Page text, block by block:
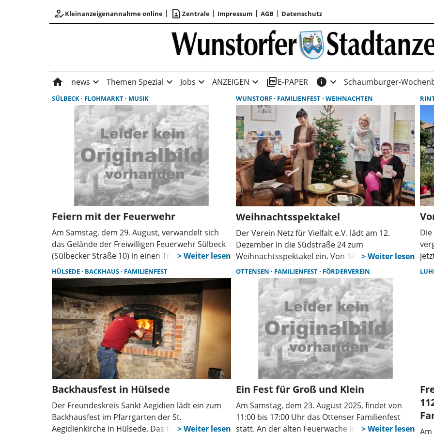
how_to_regKleinanzeigenannahme online contact_page Zentrale Impressum AGB Datenschutz
home news expand_more Themen Spezial expand_more Jobs expand_more ANZEIGEN expand_more picture_as_pdfE-PAPER info expand_more Schaumburger-
SÜLBECK FLOHMARKT MUSIK
Feiern mit der Feuerwehr
Am Samstag, dem 29. August, verwandelt sich
das Gelände der Freiwilligen Feuerwehr Sülbeck
(Sülbecker Straße 10) in einen Treffpunkt für die
ganze Familie. Von 12 Uhr bis in die
Abendstunden erwartet die Besucher ein
abwechslungsreiches Programm mit
Familienfest, Flohmarkt und Live-Musik.
WUNSTORF FAMILIENFEST WEIHNACHTEN
Weihnachtsspektakel
Der Verein Netz für Vielfalt e.V. lädt am 12.
Dezember in die Südstraße 24 zum
Weihnachtsspektakel ein. Von 14.30 bis 18 Uhr
haben Groß und Klein die Möglichkeit, in
gemütlicher, weihnachtlicher Atmosphäre
verschiedene Kreativangebote wahrzunehmen.
in
der
HÜLSEDE BACKHAUS FAMILIENFEST
Backhausfest in Hülsede
Der Freundeskreis Sankt Aegidien lädt ein zum
Backhausfest im Pfarrgarten der St.
Aegidienkirche in Hülsede. Das Fest für die ganze
OTTENSEN FAMILIENFEST FÖRDERVEREIN
Ein Fest für Groß und Klein
Am Samstag, dem 23. August 2025, findet von
11:00 bis 17:00 Uhr das Ottenser Familienfest
statt. An der alten Feuerwache in Ottensen
Am